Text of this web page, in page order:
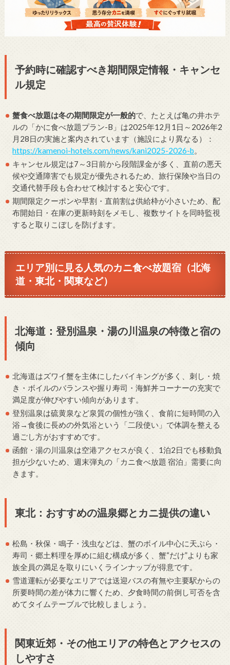
予約時に確認すべき期間限定情報・キャンセ
ル規定
蟹食べ放題は冬の期間限定が一般的で、たとえば亀の井ホテ
ルの「かに食べ放題プラン-B」は2025年12月1日～2026年2
月28日の実施と案内されています（施設により異なる）：
https://kamenoi-hotels.com/news/kani2025-2026-b。
キャンセル規定は7～3日前から段階課金が多く、直前の悪天
候や交通障害でも規定が優先されるため、旅行保険や当日の
交通代替手段も合わせて検討すると安心です。
期間限定クーポンや早割・直前割は供給枠が小さいため、配
布開始日・在庫の更新時刻をメモし、複数サイトを同時監視
すると取りこぼしを防げます。
エリア別に見る人気のカニ食べ放題宿（北海
道・東北・関東など）
北海道：登別温泉・湯の川温泉の特徴と宿の
傾向
北海道はズワイ蟹を主体にしたバイキングが多く、刺し・焼
き・ボイルのバランスや握り寿司・海鮮丼コーナーの充実で
満足度が伸びやすい傾向があります。
登別温泉は硫黄泉など泉質の個性が強く、食前に短時間の入
浴→食後に長めの外気浴という「二段使い」で体調を整える
過ごし方がおすすめです。
函館・湯の川温泉は空港アクセスが良く、1泊2日でも移動負
担が少ないため、週末弾丸の「カニ食べ放題 宿泊」需要に向
きます。
東北：おすすめの温泉郷とカニ提供の違い
松島・秋保・鳴子・浅虫などは、蟹のボイル中心に天ぷら・
寿司・郷土料理を厚めに組む構成が多く、蟹“だけ”よりも家
族全員の満足を取りにいくラインナップが得意です。
雪道運転が必要なエリアでは送迎バスの有無や主要駅からの
所要時間の差が体力に響くため、夕食時間の前倒し可否を含
めてタイムテーブルで比較しましょう。
関東近郊・その他エリアの特色とアクセスの
しやすさ